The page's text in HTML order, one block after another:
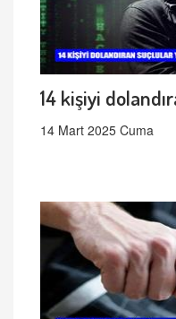
14 kişiyi
14 Mart 2025 Cuma